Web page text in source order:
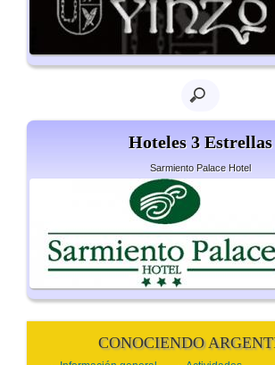
Hoteles 3 Estrellas
Sarmiento Palace Hotel
CONOCIENDO